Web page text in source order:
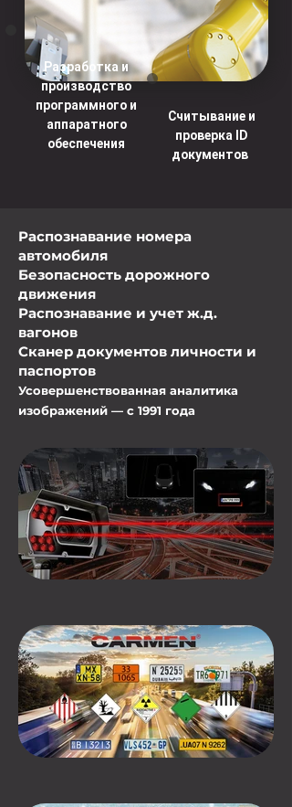
Разработка и
производство
программного и
аппаратного
обеспечения
Считывание и
проверка ID
документов
Распознавание номера
автомобиля
Безопасность дорожного
движения
Распознавание и учет ж.д.
вагонов
Сканер документов личности и
паспортов
Усовершенствованная аналитика
изображений — с 1991 года